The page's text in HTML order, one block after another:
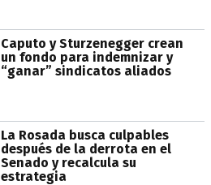
Caputo y Sturzenegger crean
un fondo para indemnizar y
“ganar” sindicatos aliados
La Rosada busca culpables
después de la derrota en el
Senado y recalcula su
estrategia